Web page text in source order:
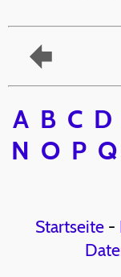
A B C D
N O P Q
Startseite-